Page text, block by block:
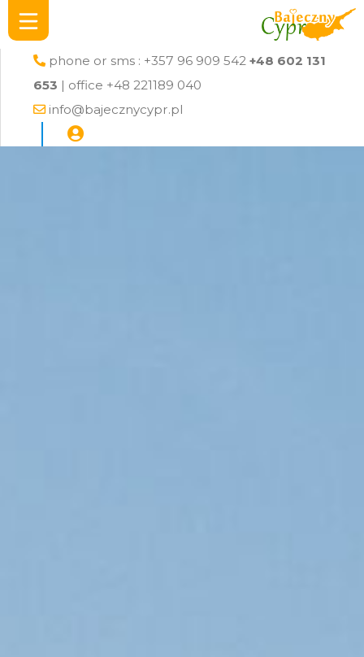
phone or sms : +357 96 909 542 +48 602 131
653 | office +48 221189 040
info@bajecznycypr.pl